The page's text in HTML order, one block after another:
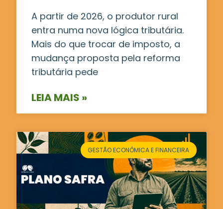
A partir de 2026, o produtor rural
entra numa nova lógica tributária.
Mais do que trocar de imposto, a
mudança proposta pela reforma
tributária pede
LEIA MAIS »
GESTÃO ECONÔMICA E FINANCEIRA